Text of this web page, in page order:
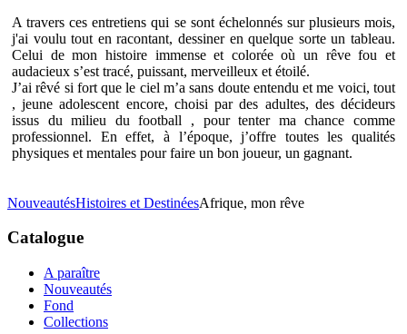
A travers ces entretiens qui se sont échelonnés sur plusieurs mois,
j'ai voulu tout en racontant, dessiner en quelque sorte un tableau.
Celui de mon histoire immense et colorée où un rêve fou et
audacieux s’est tracé, puissant, merveilleux et étoilé.
J’ai rêvé si fort que le ciel m’a sans doute entendu et me voici, tout
, jeune adolescent encore, choisi par des adultes, des décideurs
issus du milieu du football , pour tenter ma chance comme
professionnel. En effet, à l’époque, j’offre toutes les qualités
physiques et mentales pour faire un bon joueur, un gagnant.
NouveautésHistoires et DestinéesAfrique, mon rêve
Catalogue
A paraître
Nouveautés
Fond
Collections